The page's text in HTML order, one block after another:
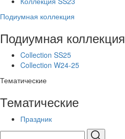
Подиумная коллекция
Подиумная коллекция
Collection SS25
Collection W24-25
Тематические
Тематические
Праздник